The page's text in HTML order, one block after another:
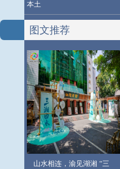
本土
图文推荐
山水相连，渝见湖湘 “三